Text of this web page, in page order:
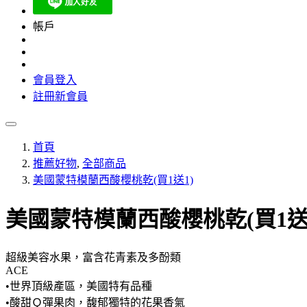
帳戶
會員登入
註冊新會員
首頁
推薦好物, 全部商品
美國蒙特模蘭西酸櫻桃乾(買1送1)
美國蒙特模蘭西酸櫻桃乾(買1
超級美容水果，富含花青素及多酚類
ACE
•世界頂級產區，美國特有品種
•酸甜Ｑ彈果肉，馥郁獨特的花果香氣